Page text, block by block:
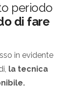
periodo
di fare
in evidente
la tecnica